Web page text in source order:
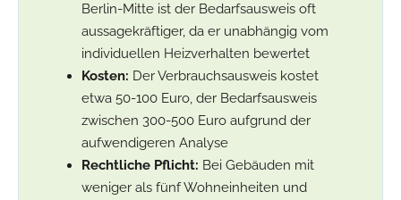
Berlin-Mitte ist der Bedarfsausweis oft
aussagekräftiger, da er unabhängig vom
individuellen Heizverhalten bewertet
Kosten: Der Verbrauchsausweis kostet
etwa 50-100 Euro, der Bedarfsausweis
zwischen 300-500 Euro aufgrund der
aufwendigeren Analyse
Rechtliche Pflicht: Bei Gebäuden mit
weniger als fünf Wohneinheiten und